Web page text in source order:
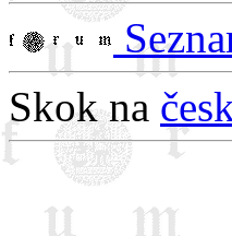
Skok na